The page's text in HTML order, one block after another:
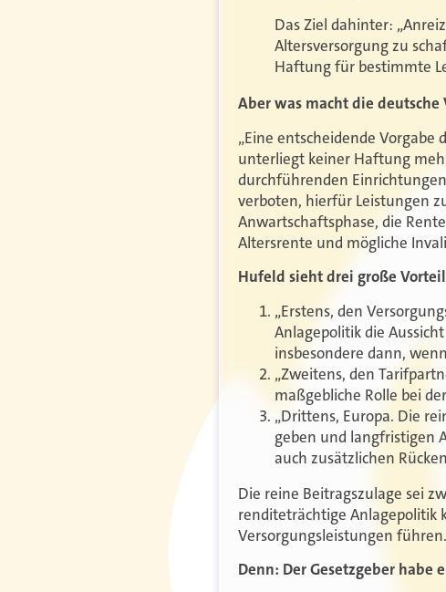
Das Ziel dahinter:
Altersversorgung zu
Haftung für bestimmte
Aber was macht die deutsche
„Eine entscheidende
unterliegt keiner Haftung
durchführenden
verboten, hierfür Leistungen
Anwartschaftsphase, die
Altersrente und mögliche
Hufeld sieht drei große
„Erstens, den
Anlagepolitik die
insbesondere dann,
„Zweitens, den
maßgebliche Rolle bei
„Drittens, Europa. Die
geben und langfristigen
auch zusätzlichen
Die reine Beitragszulage sei
renditeträchtige Anlagepolitik
Versorgungsleistungen
Denn: Der Gesetzgeber habe